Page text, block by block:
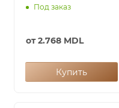
Под заказ
от2.768 MDL
Купить